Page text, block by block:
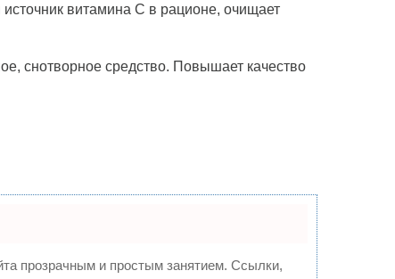
витамина С в рационе, очищает
снотворное средство. Повышает качество
прозрачным и простым занятием. Ссылки,